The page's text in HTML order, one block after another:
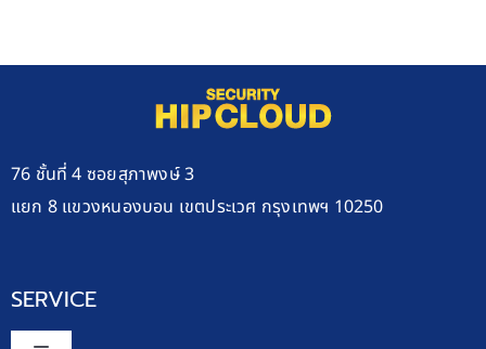
76 ชั้นที่ 4 ซอยสุภาพงษ์ 3
แยก 8 แขวงหนองบอน เขตประเวศ กรุงเทพฯ 10250
SERVICE